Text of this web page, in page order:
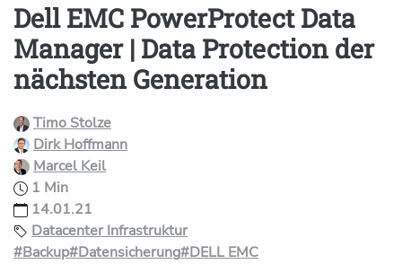
Dell EMC PowerProtect Data
Manager | Data Protection der
nächsten Generation
Timo Stolze
Dirk Hoffmann
Marcel Keil
1 Min
14.01.21
Datacenter Infrastruktur
#Backup#Datensicherung#DELL EMC